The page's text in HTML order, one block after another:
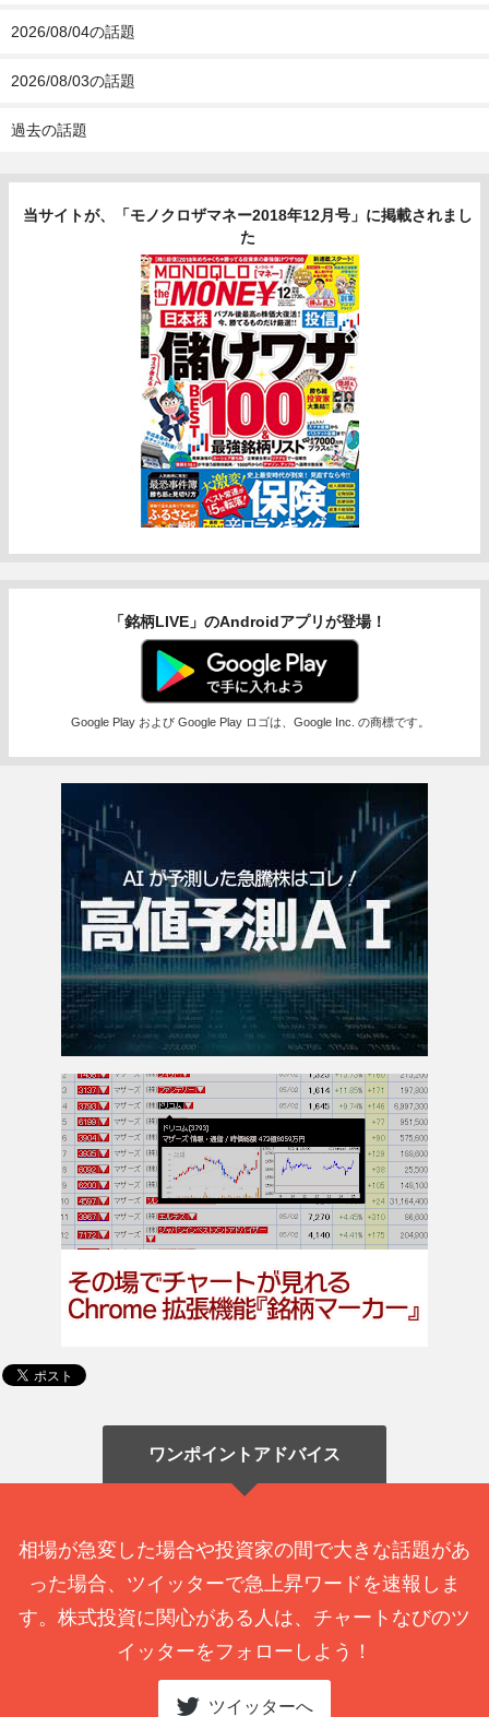
2026/08/04の話題
2026/08/03の話題
過去の話題
当サイトが、「モノクロザマネー2018年12月号」に掲載されまし
た
「銘柄LIVE」のAndroidアプリが登場！
Google Play および Google Play ロゴは、Google Inc. の商標です。
ワンポイントアドバイス
相場が急変した場合や投資家の間で大きな話題があ
った場合、ツイッターで急上昇ワードを速報しま
す。株式投資に関心がある人は、チャートなびのツ
イッターをフォローしよう！
ツイッターへ